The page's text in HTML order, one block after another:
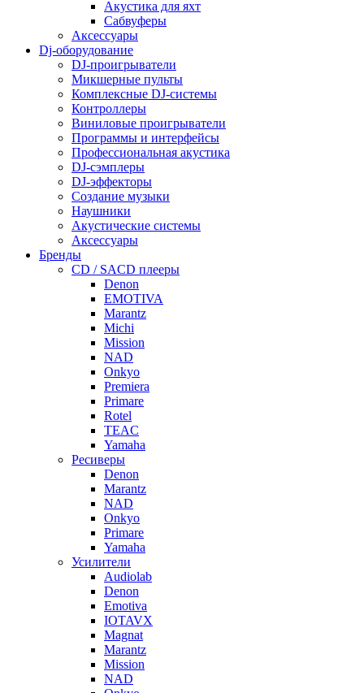
Акустика для яхт
Сабвуферы
Аксессуары
Dj-оборудование
DJ-проигрыватели
Микшерные пульты
Комплексные DJ-системы
Контроллеры
Виниловые проигрыватели
Программы и интерфейсы
Профессиональная акустика
DJ-сэмплеры
DJ-эффекторы
Создание музыки
Наушники
Акустические системы
Аксессуары
Бренды
CD / SACD плееры
Denon
EMOTIVA
Marantz
Michi
Mission
NAD
Onkyo
Premiera
Primare
Rotel
TEAC
Yamaha
Ресиверы
Denon
Marantz
NAD
Onkyo
Primare
Yamaha
Усилители
Audiolab
Denon
Emotiva
IOTAVX
Magnat
Marantz
Mission
NAD